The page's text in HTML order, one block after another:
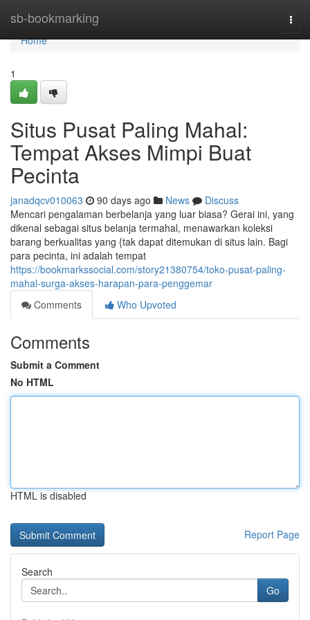
sb-bookmarking
Home
Home
1
Situs Pusat Paling Mahal:
Tempat Akses Mimpi Buat
Pecinta
janadqcv010063 90 days ago News
Discuss
Mencari pengalaman berbelanja yang luar biasa? Gerai ini, yang
dikenal sebagai situs belanja termahal, menawarkan koleksi
barang berkualitas yang {tak dapat ditemukan di situs lain. Bagi
para pecinta, ini adalah tempat
https://bookmarkssocial.com/story21380754/toko-pusat-paling-
mahal-surga-akses-harapan-para-penggemar
Comments
Who Upvoted
Comments
Submit a Comment
No HTML
HTML is disabled
Report Page
Search
Go